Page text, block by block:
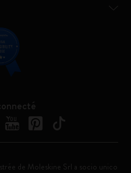
de Moleskine Srl a socio unico